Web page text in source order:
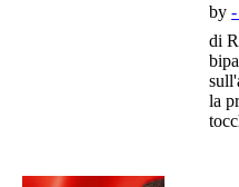
by
di
la